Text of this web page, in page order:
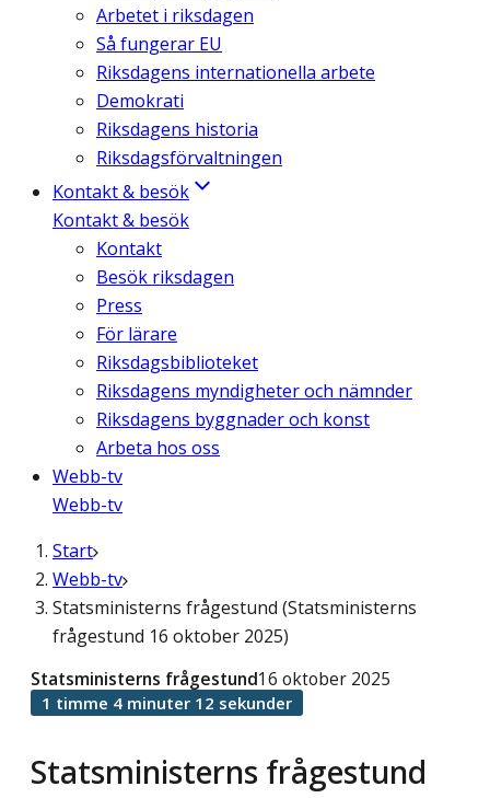
Arbetet i riksdagen
Så fungerar EU
Riksdagens internationella arbete
Demokrati
Riksdagens historia
Riksdagsförvaltningen
Kontakt & besök
Kontakt & besök
Kontakt
Besök riksdagen
Press
För lärare
Riksdagsbiblioteket
Riksdagens myndigheter och nämnder
Riksdagens byggnader och konst
Arbeta hos oss
Webb-tv
Webb-tv
Start
Webb-tv
Statsministerns frågestund (Statsministerns
frågestund 16 oktober 2025)
Statsministerns frågestund
Statsministerns frågestund16 oktober 2025
1 timme 4 minuter 12 sekunder